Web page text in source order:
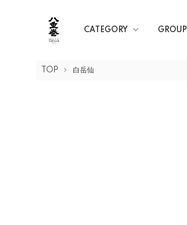
CATEGORY GROUP
TOP 白岳仙